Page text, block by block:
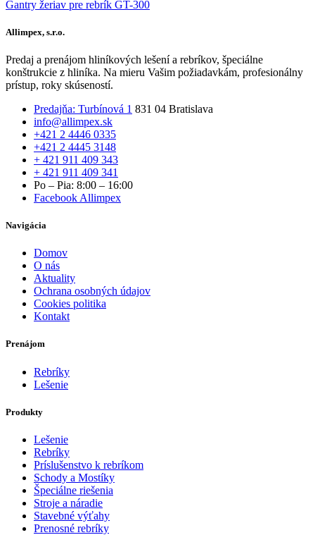
Gantry žeriav pre rebrík GT-300
Allimpex, s.r.o.
Predaj a prenájom hliníkových lešení a rebríkov, špeciálne
konštrukcie z hliníka. Na mieru Vašim požiadavkám, profesionálny
prístup, roky skúseností.
Predajňa: Turbínová 1 831 04 Bratislava
info@allimpex.sk
+421 2 4446 0335
+421 2 4445 3148
+ 421 911 409 343
+ 421 911 409 341
Po – Pia: 8:00 – 16:00
Facebook Allimpex
Navigácia
Domov
O nás
Aktuality
Ochrana osobných údajov
Cookies politika
Kontakt
Prenájom
Rebríky
Lešenie
Produkty
Lešenie
Rebríky
Príslušenstvo k rebríkom
Schody a Mostíky
Špeciálne riešenia
Stroje a náradie
Stavebné výťahy
Prenosné rebríky